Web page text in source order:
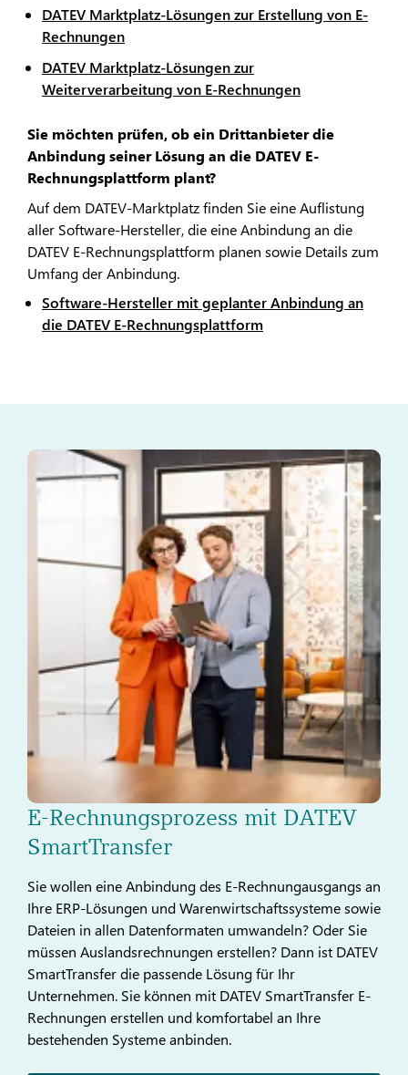
DATEV Marktplatz-Lösungen zur Erstellung von E-
Rechnungen
DATEV Marktplatz-Lösungen zur
Weiterverarbeitung von E-Rechnungen
Sie möchten prüfen, ob ein Drittanbieter die
Anbindung seiner Lösung an die DATEV E-
Rechnungsplattform plant?
Auf dem DATEV-Marktplatz finden Sie eine Auflistung
aller Software-Hersteller, die eine Anbindung an die
DATEV E-Rechnungsplattform planen sowie Details zum
Umfang der Anbindung.
Software-Hersteller mit geplanter Anbindung an
die DATEV E-Rechnungsplattform
E-Rechnungsprozess mit DATEV
SmartTransfer
Sie wollen eine Anbindung des E-Rechnungausgangs an
Ihre ERP-Lösungen und Warenwirtschaftssysteme sowie
Dateien in allen Datenformaten umwandeln? Oder Sie
müssen Auslandsrechnungen erstellen? Dann ist DATEV
SmartTransfer die passende Lösung für Ihr
Unternehmen. Sie können mit DATEV SmartTransfer E-
Rechnungen erstellen und komfortabel an Ihre
bestehenden Systeme anbinden.